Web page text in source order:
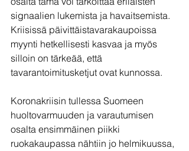
signaalien lukemista ja havaitsemista.
Kriisissä päivittäistavarakaupoissa
myynti hetkellisesti kasvaa ja myös
silloin on tärkeää, että
tavarantoimitusketjut ovat kunnossa.
Koronakriisin tullessa Suomeen
huoltovarmuuden ja varautumisen
osalta ensimmäinen piikki
ruokakaupassa nähtiin jo helmikuussa,